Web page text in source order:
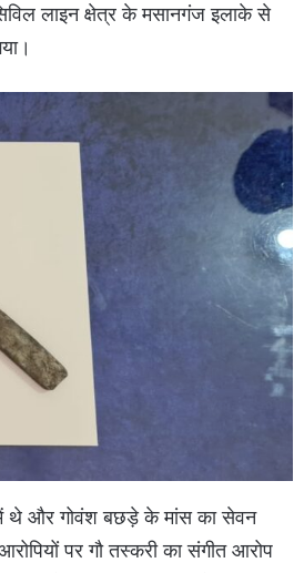
लाइन क्षेत्र के मसानगंज इलाके से
में थे और गोवंश बछड़े के मांस का सेवन
पर गौ तस्करी का संगीत आरोप